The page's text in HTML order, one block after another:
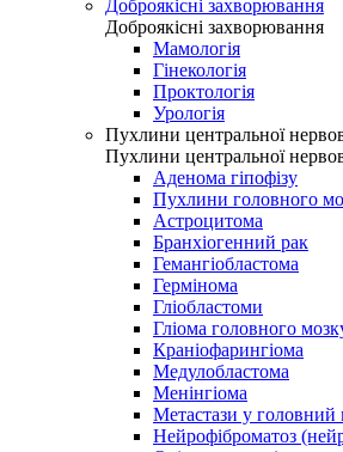
Доброякісні захворювання
Доброякісні захворювання
Мамологія
Гінекологія
Проктологія
Урологія
Пухлини центральної
Пухлини центральної
Аденома гіпофізу
Пухлини головного
Астроцитома
Бранхіогенний рак
Гемангіобластома
Гермінома
Гліобластоми
Гліома головного
Краніофарингіома
Медулобластома
Менінгіома
Метастази у головний
Нейрофіброматоз